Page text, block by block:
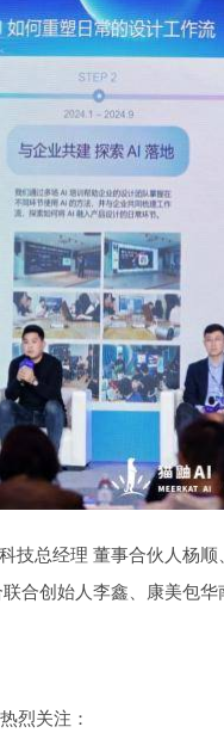
技总经理 董事合伙人杨
合创始人李鑫、康美包
烈关注：